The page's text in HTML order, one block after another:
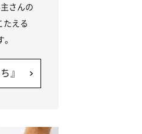
さんの
たえる
』